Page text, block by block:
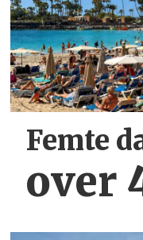
Femte
over